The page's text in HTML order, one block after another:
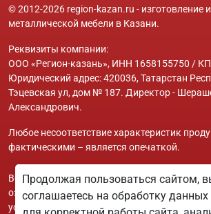
© 2012-2026 region-kazan.ru - изготовление
металлической мебели в Казани.
Реквизиты компании:
ООО «Регион-казань», ИНН 1658155750 /
Юридический адрес: 420036, Татарстан
Тэцевская ул, дом № 187. Директор -
Александрович.
Любое несоответствие характеристик
фактическими – является опечаткой.
Вся информация на сайте region-kazan.ru
ознакомительный и справочный характер и
условиях не является публичной офертой.
Продолжая пользоваться сайтом,
соглашаетесь на обработку